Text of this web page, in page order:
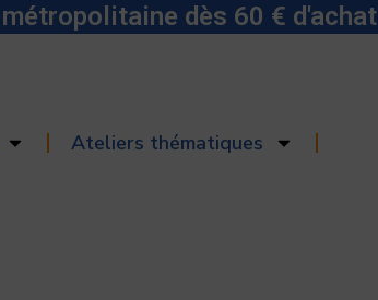
dès 60 € d'achat
Ateliers thématiques